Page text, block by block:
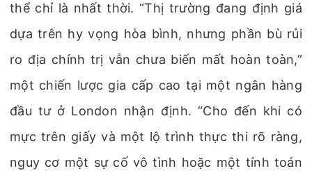
thể chỉ là nhất thời. “Thị trường đang định giá
dựa trên hy vọng hòa bình, nhưng phần bù rủi
ro địa chính trị vẫn chưa biến mất hoàn toàn,”
một chiến lược gia cấp cao tại một ngân hàng
đầu tư ở London nhận định. “Cho đến khi có
mực trên giấy và một lộ trình thực thi rõ ràng,
nguy cơ một sự cố vô tình hoặc một tính toán